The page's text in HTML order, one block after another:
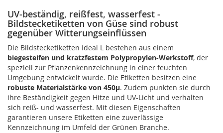
UV-beständig, reißfest, wasserfest -
Bildstecketiketten von Güse sind robust
gegenüber Witterungseinflüssen
Die Bildstecketiketten Ideal L bestehen aus einem
biegesteifen und kratzfestem Polypropylen-Werkstoff, der
speziell zur Pflanzenkennzeichnung in einer feuchten
Umgebung entwickelt wurde. Die Etiketten besitzen eine
robuste Materialstärke von 450µ. Zudem punkten sie durch
ihre Beständigkeit gegen Hitze und UV-Licht und verhalten
sich reiß- und wasserfest. Mit diesen Eigenschaften
garantieren unsere Etiketten eine zuverlässige
Kennzeichnung im Umfeld der Grünen Branche.